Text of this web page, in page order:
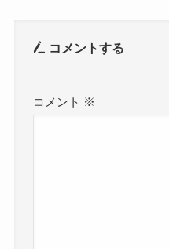
コメントする
コメント ※